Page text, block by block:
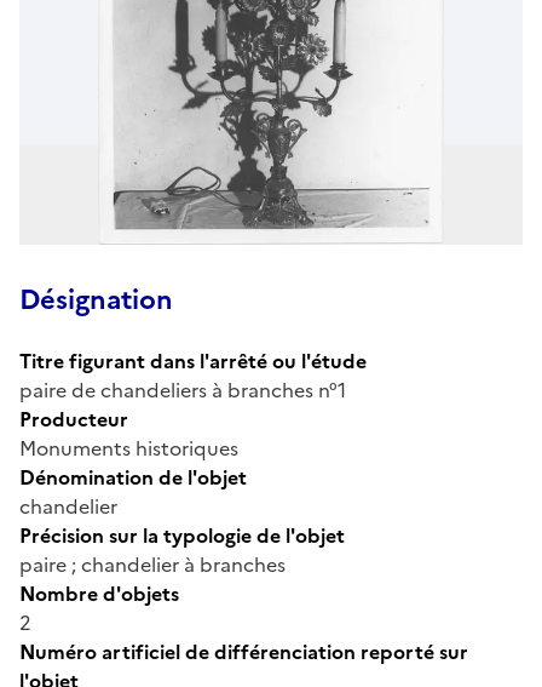
Désignation
Titre figurant dans l'arrêté ou l'étude
paire de chandeliers à branches n°1
Producteur
Monuments historiques
Dénomination de l'objet
chandelier
Précision sur la typologie de l'objet
paire ; chandelier à branches
Nombre d'objets
2
Numéro artificiel de différenciation reporté sur
l'objet